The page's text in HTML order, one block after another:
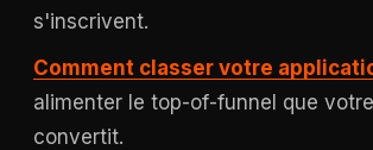
s'inscrivent.
Comment classer votre
alimenter le top-of-funnel que votre
convertit.